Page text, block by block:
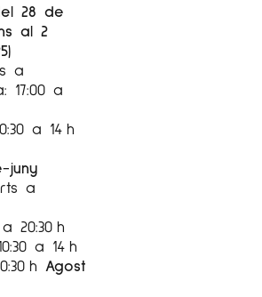
28 de
al 2
a
17:00 a
a 14 h
juny
a
20:30 h
a 14 h
h Agost